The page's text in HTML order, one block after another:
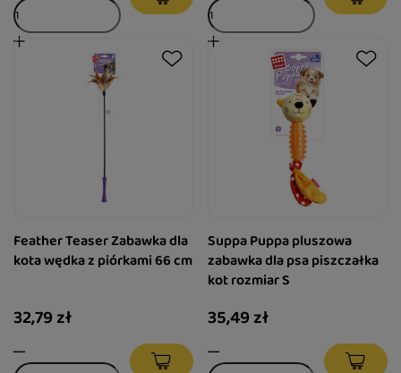
Feather Teaser Zabawka dla
kota wędka z piórkami 66 cm
32,79 zł
Suppa Puppa pluszowa
zabawka dla psa piszczałka
kot rozmiar S
35,49 zł